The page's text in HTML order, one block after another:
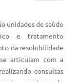
unidades de saúde
e tratamento
da resolubilidade
articulam com a
consultas